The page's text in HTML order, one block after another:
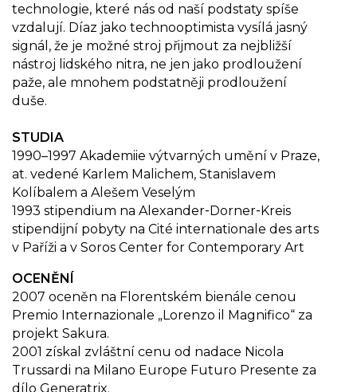
technologie, které nás od naší podstaty spíše
vzdalují. Díaz jako technooptimista vysílá jasný
signál, že je možné stroj přijmout za nejbližší
nástroj lidského nitra, ne jen jako prodloužení
paže, ale mnohem podstatněji prodloužení
duše.
STUDIA
1990–1997 Akademiie výtvarných umění v Praze,
at. vedené Karlem Malichem, Stanislavem
Kolíbalem a Alešem Veselým
1993 stipendium na Alexander‐Dorner‐Kreis
stipendijní pobyty na Cité internationale des arts
v Paříži a v Soros Center for Contemporary Art
OCENĚNÍ
2007 oceněn na Florentském bienále cenou
Premio Internazionale „Lorenzo il Magnifico“ za
projekt Sakura.
2001 získal zvláštní cenu od nadace Nicola
Trussardi na Milano Europe Futuro Presente za
dílo Generatrix.